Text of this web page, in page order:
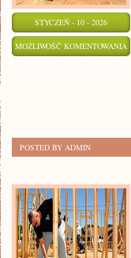
STYCZEŃ - 10 - 2026
MOŻLIWOŚĆ KOMENTOWANIA
POSTED BY ADMIN